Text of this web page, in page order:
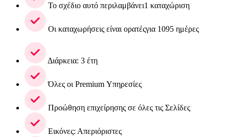
Το σχέδιο αυτό περιλαμβάνει1 καταχώριση
Οι καταχωρήσεις είναι ορατέςγια 1095 ημέρες
Διάρκεια: 3 έτη
Όλες οι Premium Υπηρεσίες
Προώθηση επιχείρησης σε όλες τις Σελίδες
Εικόνες: Απεριόριστες